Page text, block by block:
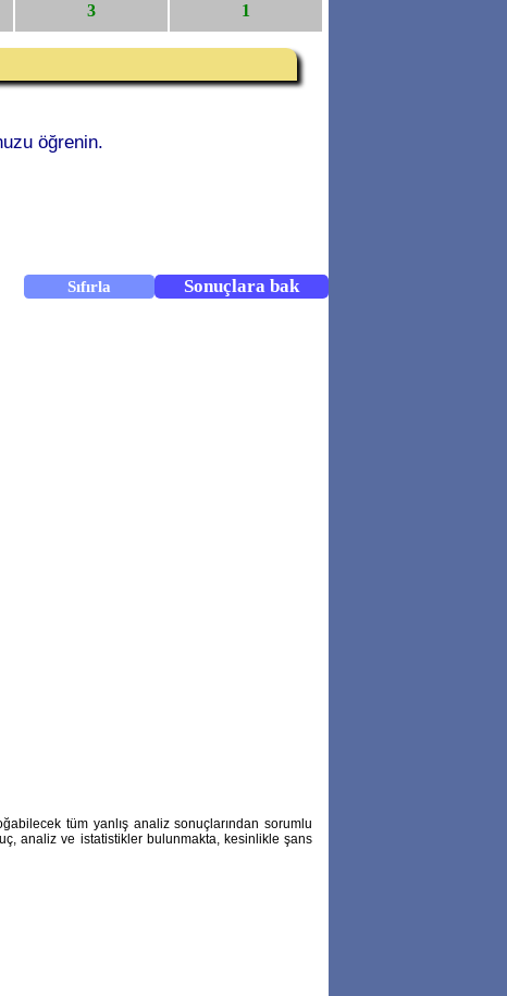
3 1
öğrenin.
tüm yanlış analiz sonuçlarından sorumlu
analiz ve istatistikler bulunmakta, kesinlikle şans